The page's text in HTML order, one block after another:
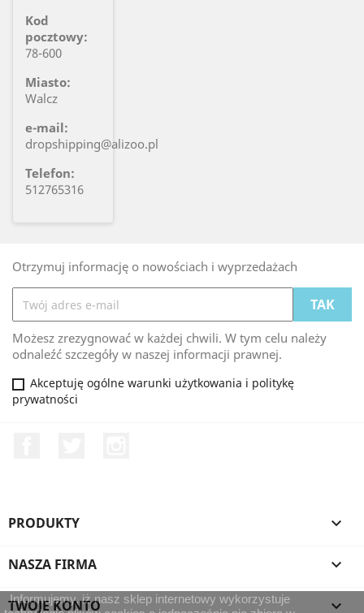
Kod
pocztowy:
78-600
Miasto:
Walcz
e-mail:
dropshipping@alizoo.pl
Telefon:
512765316
Otrzymuj informację o nowościach i wyprzedażach
Możesz zrezygnować w każdej chwili. W tym celu należy
odnaleźć szczegóły w naszej informacji prawnej.
Akceptuję ogólne warunki użytkowania i politykę
prywatności
PRODUKTY 
NASZA FIRMA 
TWOJE KONTO 
Informujemy, iż nasz sklep internetowy wykorzystuje